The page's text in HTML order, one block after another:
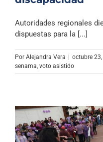
Autoridades regionales
dispuestas para la [...]
Por Alejandra Vera octubre
senama, voto asistido